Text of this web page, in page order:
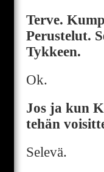
Terve.
Perustelut.
Tykkeen.
Ok.
Jos ja kun
tehän
Selevä.